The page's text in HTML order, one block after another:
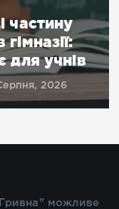
частину
для учнів
2026
можливе